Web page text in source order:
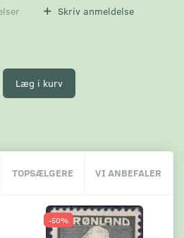
Skriv anmeldelse
Læg i kurv
TOPSÆLGERE VI ANBEFALER
-50%